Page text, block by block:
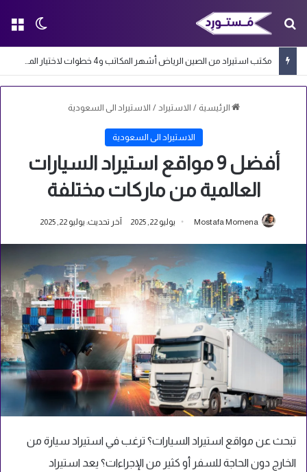
الوضع بحث عن
مكتب استيراد من الصين الرياض أشهر المكاتب و4 خطوات لاختيار المكتب المناسب
الرئيسية / الاستيراد / الاستيراد الى السعودية
الاستيراد الى السعودية
أفضل 9 مواقع استيراد السيارات
العالمية من ماركات مختلفة
Mostafa Momena يوليو 22, 2025 آخر تحديث: يوليو 22, 2025
تبحث عن مواقع استيراد السيارات؟ ترغب في استيراد سيارة من
الخارج دون الحاجة للسفر أو كثير من الإجراءات؟ يعد استيراد